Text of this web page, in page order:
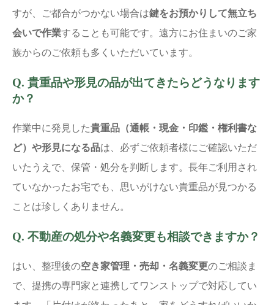
すが、ご都合がつかない場合は鍵をお預かりして無立ち
会いで作業することも可能です。遠方にお住まいのご家
族からのご依頼も多くいただいています。
Q. 貴重品や形見の品が出てきたらどうなります
か？
作業中に発見した貴重品（通帳・現金・印鑑・権利書な
ど）や形見になる品は、必ずご依頼者様にご確認いただ
いたうえで、保管・処分を判断します。長年ご利用され
ていなかったお宅でも、思いがけない貴重品が見つかる
ことは珍しくありません。
Q. 不動産の処分や名義変更も相談できますか？
はい、整理後の空き家管理・売却・名義変更のご相談ま
で、提携の専門家と連携してワンストップで対応してい